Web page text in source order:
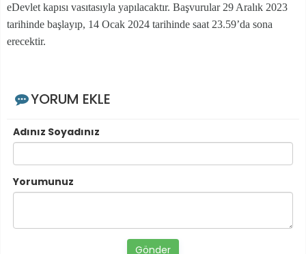
eDevlet kapısı vasıtasıyla yapılacaktır. Başvurular 29 Aralık 2023
tarihinde başlayıp, 14 Ocak 2024 tarihinde saat 23.59’da sona
erecektir.
YORUM EKLE
Adınız Soyadınız
Yorumunuz
Gönder